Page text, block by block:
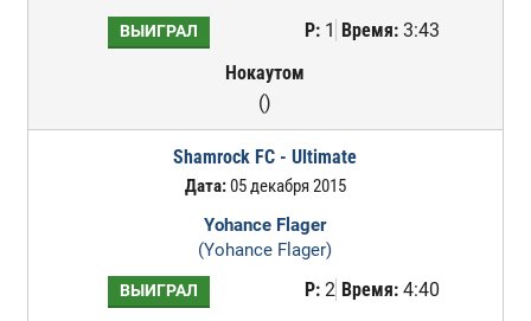
ВЫИГРАЛ Р:1 Время:3:43
Нокаутом
()
Shamrock FC - Ultimate
Дата:05 декабря 2015
Yohance Flager
(Yohance Flager)
ВЫИГРАЛ Р:2 Время:4:40